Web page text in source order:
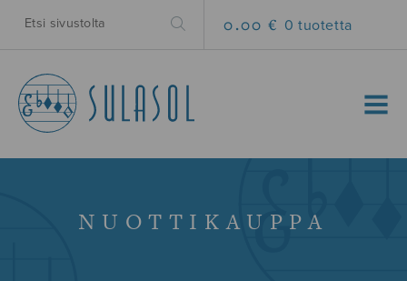
0.00 € 0 tuotetta
MENU
NUOTTIKAUPPA